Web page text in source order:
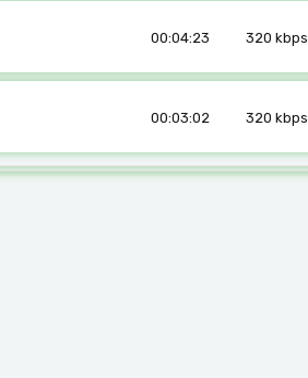
00:04:23 320 kbps
00:03:02 320 kbps